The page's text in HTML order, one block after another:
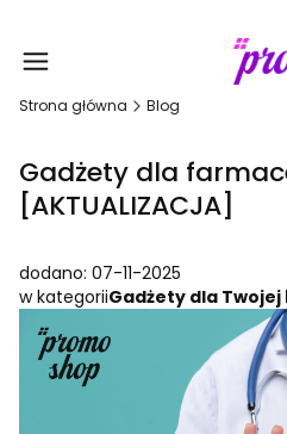
Strona główna Blog
Gadżety dla
[AKTUALIZACJA]
dodano: 07-11-2025
w kategoriiGadżety dla Twojej